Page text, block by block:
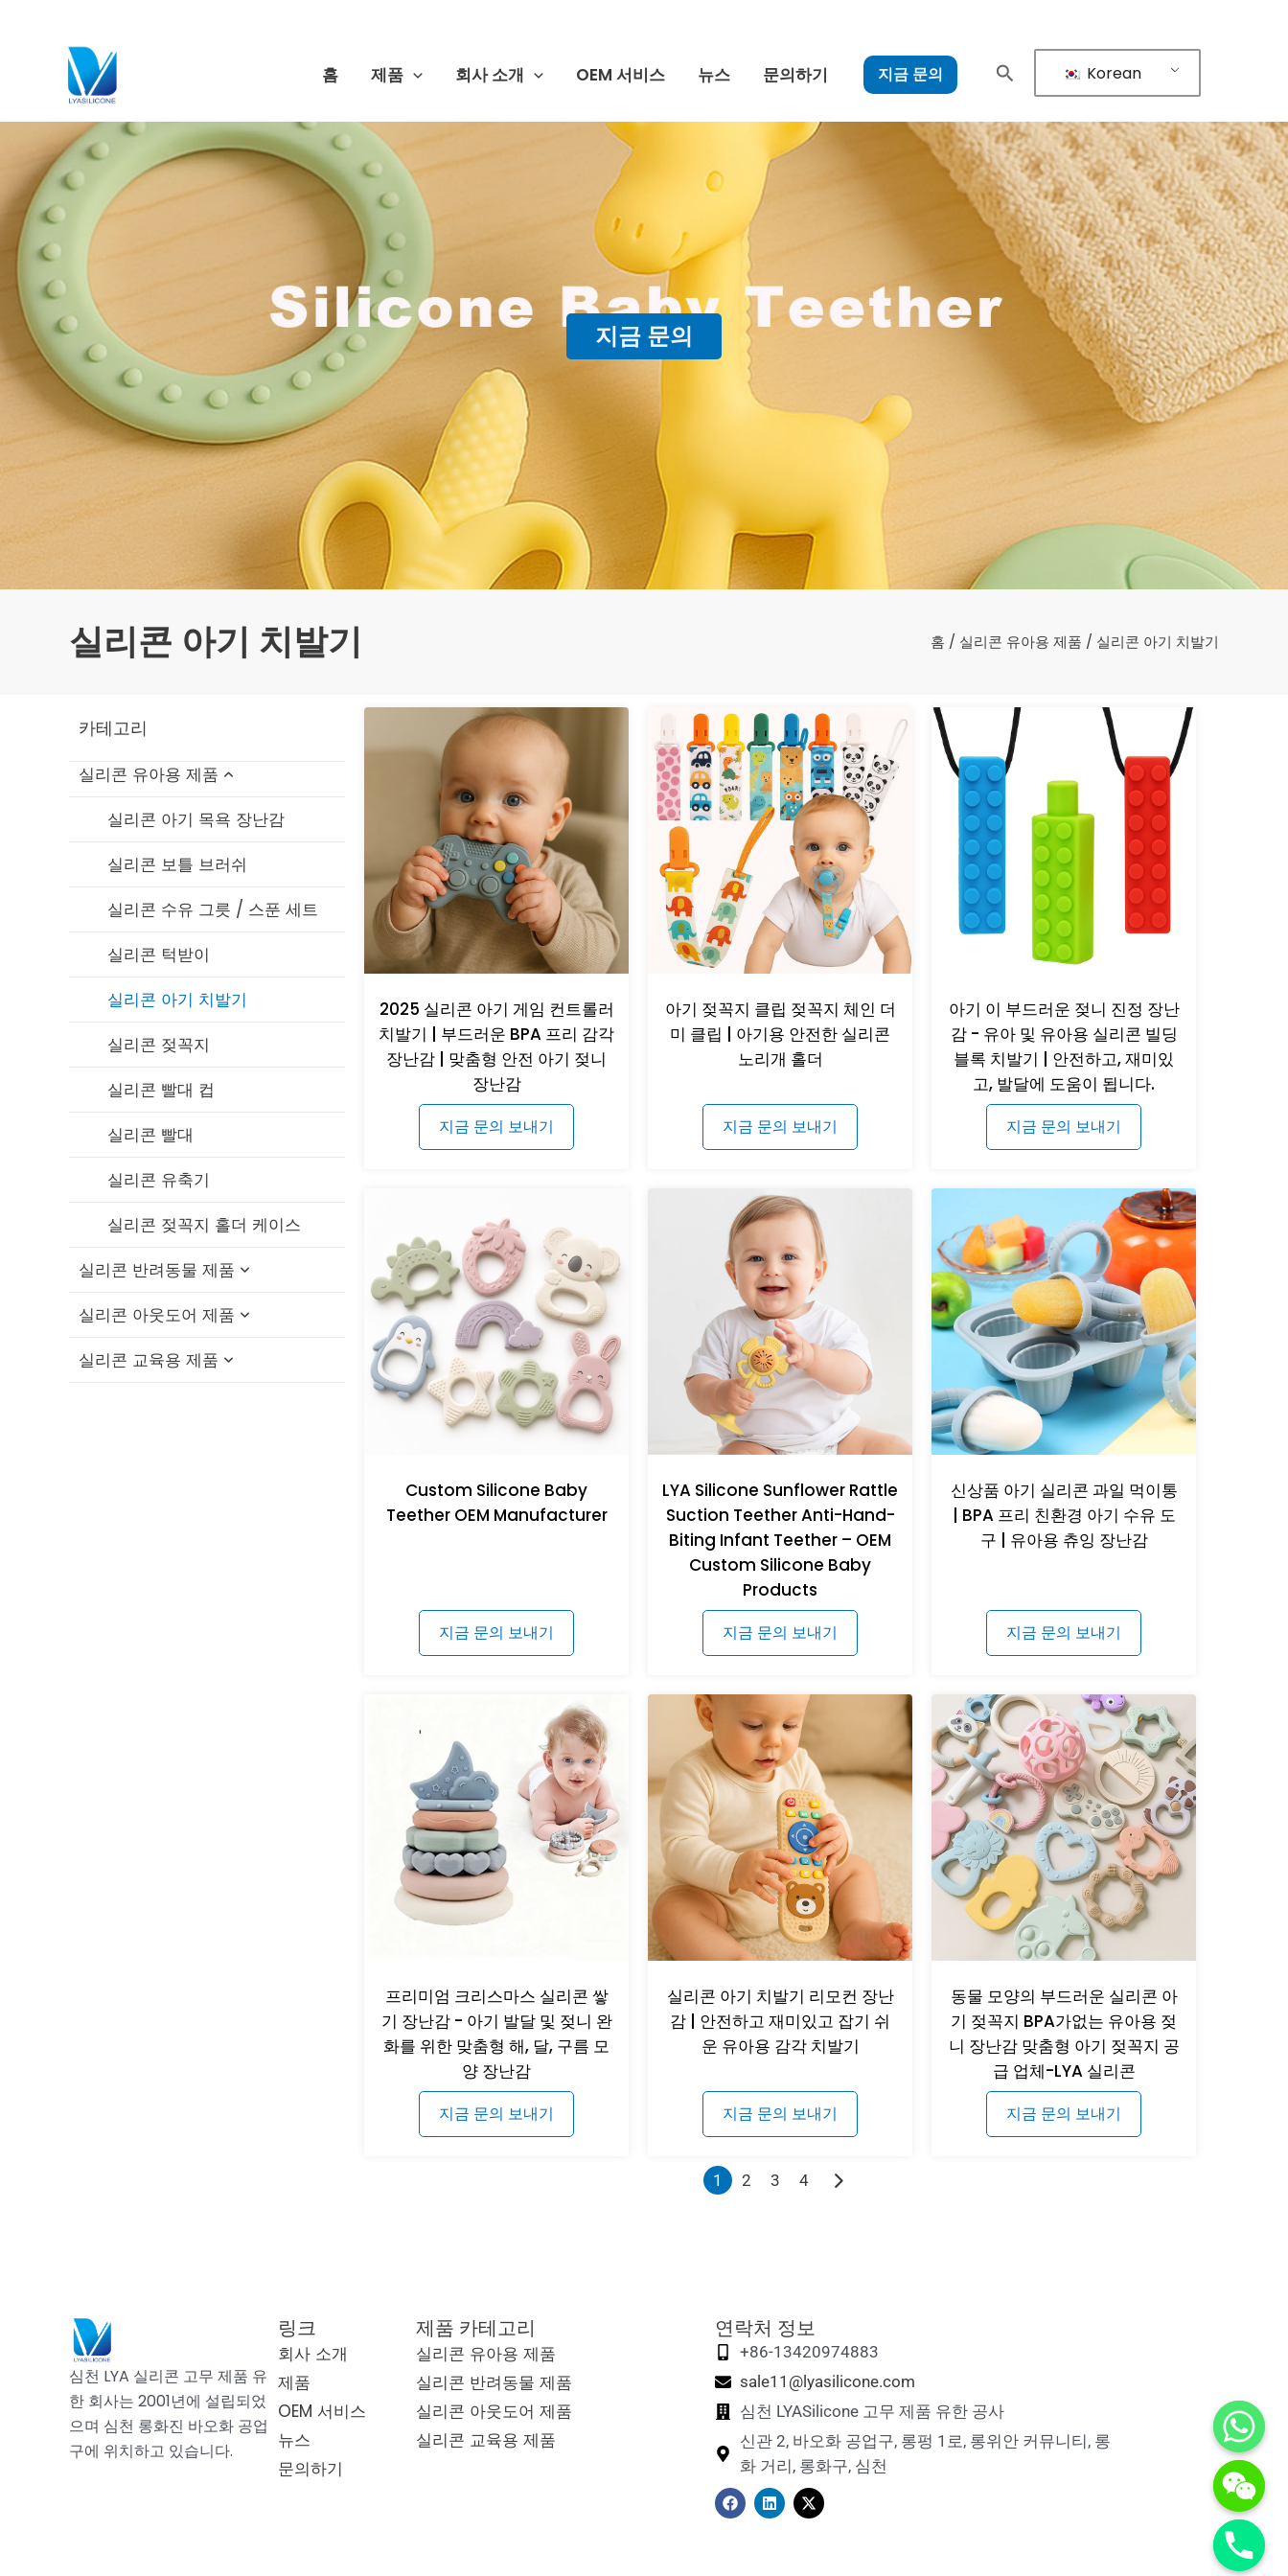
홈 제품 회사 소개 OEM 서비스 뉴스 문의하기 지금 문의 Korean
지금 문의
실리콘 아기 치발기 홈 / 실리콘 유아용 제품 / 실리콘 아기 치발기
카테고리
실리콘 유아용 제품
실리콘 아기 목욕 장난감
실리콘 보틀 브러쉬
실리콘 수유 그릇 / 스푼 세트
실리콘 턱받이
실리콘 아기 치발기
실리콘 젖꼭지
실리콘 빨대 컵
실리콘 빨대
실리콘 유축기
실리콘 젖꼭지 홀더 케이스
실리콘 반려동물 제품
실리콘 고양이 이빨 장난감
실리콘 반려견 씹는 장난감
실리콘 아웃도어 제품
실리콘 접이식 컵
실리콘 교육용 제품
2025 실리콘 아기 게임 컨트롤러
치발기 | 부드러운 BPA 프리 감각
장난감 | 맞춤형 안전 아기 젖니
장난감
지금 문의 보내기
아기 젖꼭지 클립 젖꼭지 체인 더
미 클립 | 아기용 안전한 실리콘
노리개 홀더
지금 문의 보내기
아기 이 부드러운 젖니 진정 장난
감 - 유아 및 유아용 실리콘 빌딩
블록 치발기 | 안전하고, 재미있
고, 발달에 도움이 됩니다.
지금 문의 보내기
Custom Silicone Baby
Teether OEM Manufacturer
지금 문의 보내기
LYA Silicone Sunflower Rattle
Suction Teether Anti-Hand-
Biting Infant Teether – OEM
Custom Silicone Baby
Products
지금 문의 보내기
신상품 아기 실리콘 과일 먹이통
| BPA 프리 친환경 아기 수유 도
구 | 유아용 츄잉 장난감
지금 문의 보내기
프리미엄 크리스마스 실리콘 쌓
기 장난감 - 아기 발달 및 젖니 완
화를 위한 맞춤형 해, 달, 구름 모
양 장난감
지금 문의 보내기
실리콘 아기 치발기 리모컨 장난
감 | 안전하고 재미있고 잡기 쉬
운 유아용 감각 치발기
지금 문의 보내기
동물 모양의 부드러운 실리콘 아
기 젖꼭지 BPA가없는 유아용 젖
니 장난감 맞춤형 아기 젖꼭지 공
급 업체-LYA 실리콘
지금 문의 보내기
1 2 3 4
심천 LYA 실리콘 고무 제품 유
한 회사는 2001년에 설립되었
으며 심천 롱화진 바오화 공업
구에 위치하고 있습니다.
링크
회사 소개
제품
OEM 서비스
뉴스
문의하기
제품 카테고리
실리콘 유아용 제품
실리콘 반려동물 제품
실리콘 아웃도어 제품
실리콘 교육용 제품
연락처 정보
+86-13420974883
sale11@lyasilicone.com
심천 LYASilicone 고무 제품 유한 공사
신관 2, 바오화 공업구, 롱펑 1로, 롱위안 커뮤니티, 롱
화 거리, 롱화구, 심천
F
a
c
링
크
드
X
-
트